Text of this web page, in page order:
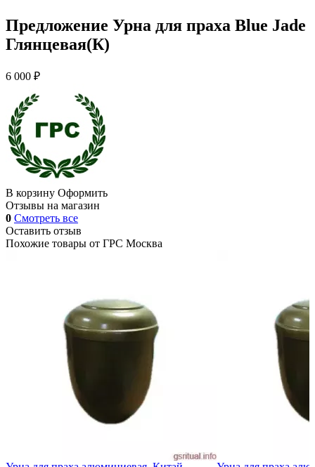
Предложение Урна для праха Blue Jade
Глянцевая(К)
6 000 ₽
В корзину Оформить
Отзывы на магазин
0 Смотреть все
Оставить отзыв
Похожие товары от ГРС Москва